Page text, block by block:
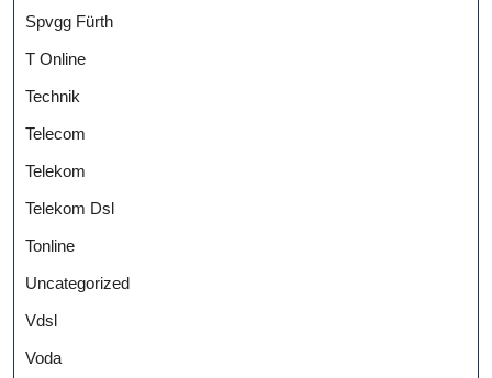
Spvgg Fürth
T Online
Technik
Telecom
Telekom
Telekom Dsl
Tonline
Uncategorized
Vdsl
Voda